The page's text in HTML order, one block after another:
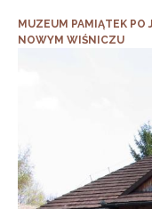
MUZEUM PAMIĄTEK PO
NOWYM WIŚNICZU